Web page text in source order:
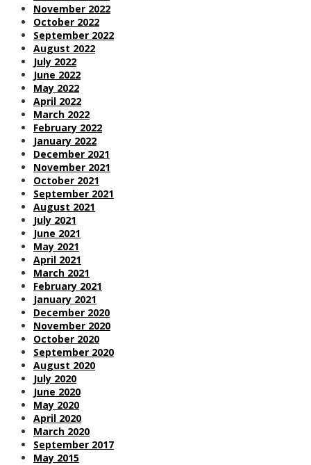
November 2022
October 2022
September 2022
August 2022
July 2022
June 2022
May 2022
April 2022
March 2022
February 2022
January 2022
December 2021
November 2021
October 2021
September 2021
August 2021
July 2021
June 2021
May 2021
April 2021
March 2021
February 2021
January 2021
December 2020
November 2020
October 2020
September 2020
August 2020
July 2020
June 2020
May 2020
April 2020
March 2020
September 2017
May 2015